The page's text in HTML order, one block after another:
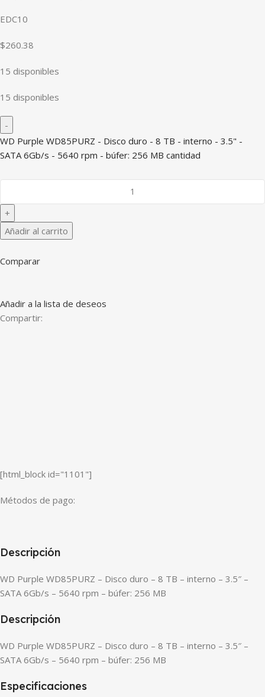
EDC10
$260.38
15 disponibles
15 disponibles
WD Purple WD85PURZ - Disco duro - 8 TB - interno - 3.5" -
SATA 6Gb/s - 5640 rpm - búfer: 256 MB cantidad
Añadir al carrito
Comparar
Añadir a la lista de deseos
Compartir:
[html_block id="1101"]
Métodos de pago:
Descripción
WD Purple WD85PURZ – Disco duro – 8 TB – interno – 3.5″ –
SATA 6Gb/s – 5640 rpm – búfer: 256 MB
Descripción
WD Purple WD85PURZ – Disco duro – 8 TB – interno – 3.5″ –
SATA 6Gb/s – 5640 rpm – búfer: 256 MB
Especificaciones